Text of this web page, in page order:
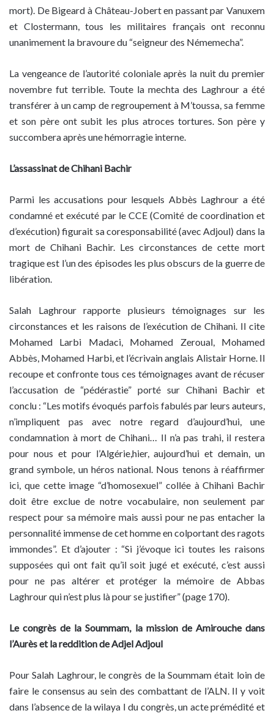
mort). De Bigeard à Château-Jobert en passant par Vanuxem
et Clostermann, tous les militaires français ont reconnu
unanimement la bravoure du “seigneur des Némemecha”.
La vengeance de l’autorité coloniale après la nuit du premier
novembre fut terrible. Toute la mechta des Laghrour a été
transférer à un camp de regroupement à M’toussa, sa femme
et son père ont subit les plus atroces tortures. Son père y
succombera après une hémorragie interne.
L’assassinat de Chihani Bachir
Parmi les accusations pour lesquels Abbès Laghrour a été
condamné et exécuté par le CCE (Comité de coordination et
d’exécution) figurait sa coresponsabilité (avec Adjoul) dans la
mort de Chihani Bachir. Les circonstances de cette mort
tragique est l’un des épisodes les plus obscurs de la guerre de
libération.
Salah Laghrour rapporte plusieurs témoignages sur les
circonstances et les raisons de l’exécution de Chihani. Il cite
Mohamed Larbi Madaci, Mohamed Zeroual, Mohamed
Abbès, Mohamed Harbi, et l’écrivain anglais Alistair Horne. Il
recoupe et confronte tous ces témoignages avant de récuser
l’accusation de “pédérastie” porté sur Chihani Bachir et
conclu : “Les motifs évoqués parfois fabulés par leurs auteurs,
n’impliquent pas avec notre regard d’aujourd’hui, une
condamnation à mort de Chihani… Il n’a pas trahi, il restera
pour nous et pour l’Algérie,hier, aujourd’hui et demain, un
grand symbole, un héros national. Nous tenons à réaffirmer
ici, que cette image “d’homosexuel” collée à Chihani Bachir
doit être exclue de notre vocabulaire, non seulement par
respect pour sa mémoire mais aussi pour ne pas entacher la
personnalité immense de cet homme en colportant des ragots
immondes”. Et d’ajouter : “Si j’évoque ici toutes les raisons
supposées qui ont fait qu’il soit jugé et exécuté, c’est aussi
pour ne pas altérer et protéger la mémoire de Abbas
Laghrour qui n’est plus là pour se justifier” (page 170).
Le congrès de la Soummam, la mission de Amirouche dans
l’Aurès et la reddition de Adjel Adjoul
Pour Salah Laghrour, le congrès de la Soummam était loin de
faire le consensus au sein des combattant de l’ALN. Il y voit
dans l’absence de la wilaya I du congrès, un acte prémédité et